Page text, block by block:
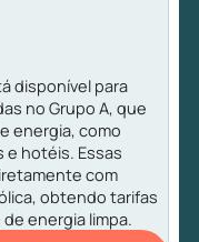
disponível para
no Grupo A, que
energia, como
e hotéis. Essas
com
obtendo tarifas
energia limpa.